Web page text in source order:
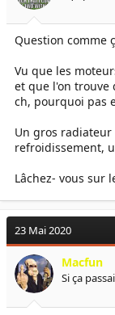
e
l
a
i
s
c
s
s
i
o
n
b
u
Question comme
Vu que les
et que l'on trouve
ch, pourquoi pas
Un gros
refroidissement,
Lâchez- vous sur
23 Mai 2020
Macfun
Si ça